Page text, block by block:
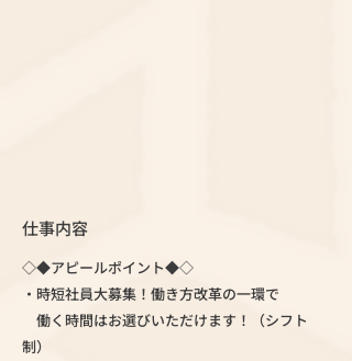
仕事内容
◇◆アピールポイント◆◇
・時短社員大募集！働き方改革の一環で
働く時間はお選びいただけます！（シフト
制）